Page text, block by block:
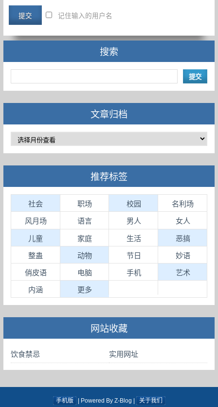
记住输入的用户名
搜索
文章归档
推荐标签
社会 职场 校园 名利场
风月场 语言 男人 女人
儿童 家庭 生活 恶搞
整蛊 动物 节日 妙语
俏皮语 电脑 手机 艺术
内涵 更多
网站收藏
饮食禁忌 实用网址
手机版 | Powered By Z-Blog | 关于我们